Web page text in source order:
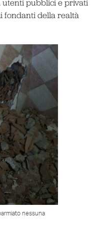
pubblici e privati
fondanti della realtà
nessuna